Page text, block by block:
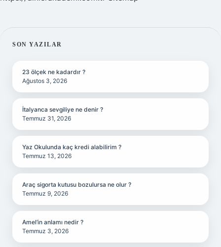
SIDEBAR
SON YAZILAR
23 ölçek ne kadardır ?
Ağustos 3, 2026
İtalyanca sevgiliye ne denir ?
Temmuz 31, 2026
Yaz Okulunda kaç kredi alabilirim ?
Temmuz 13, 2026
Araç sigorta kutusu bozulursa ne olur ?
Temmuz 9, 2026
Amel’in anlamı nedir ?
Temmuz 3, 2026